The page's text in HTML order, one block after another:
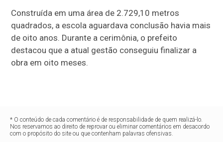
Construída em uma área de 2.729,10 metros
quadrados, a escola aguardava conclusão havia mais
de oito anos. Durante a cerimônia, o prefeito
destacou que a atual gestão conseguiu finalizar a
obra em oito meses.
* O conteúdo de cada comentário é de responsabilidade de quem realizá-lo.
Nos reservamos ao direito de reprovar ou eliminar comentários em desacordo
com o propósito do site ou que contenham palavras ofensivas.